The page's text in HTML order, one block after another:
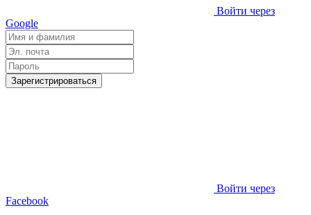
Войти через
Google
Зарегистрироваться
Войти через
Facebook